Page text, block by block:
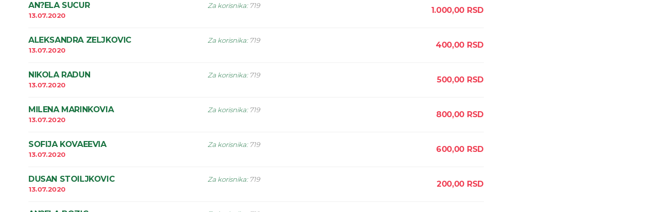
AN?ELA SUCUR
13.07.2020
Za korisnika: 719 1.000,00 RSD
ALEKSANDRA ZELJKOVIC
13.07.2020
Za korisnika: 719 400,00 RSD
NIKOLA RADUN
13.07.2020
Za korisnika: 719 500,00 RSD
MILENA MARINKOVIA
13.07.2020
Za korisnika: 719 800,00 RSD
SOFIJA KOVAEEVIA
13.07.2020
Za korisnika: 719 600,00 RSD
DUSAN STOILJKOVIC
13.07.2020
Za korisnika: 719 200,00 RSD